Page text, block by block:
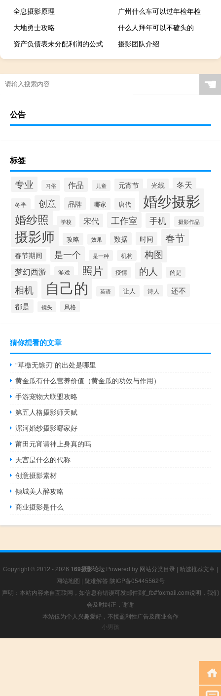
全息摄影原理
广州什么车可以过年检年检
大地勇士攻略
什么人拜年可以不磕头的
资产负债表未分配利润的公式
摄影团队介绍
☚
公告
标签
专业 习俗 作品 儿童 元宵节 光线 冬天
冬季 创意 品牌 哪家 唐代 婚纱摄影
婚纱照 学校 宋代 工作室 手机 摄影作品
摄影师 攻略 效果 数据 时间 春节
春节期间 是一个 是一种 机构 构图
梦幻西游 游戏 照片 疫情 的人 的是
相机 自己的 英语 让人 诗人
还不
都是
镜头 风格
猜你想看的文章
“草檄无馀刃”的出处是哪里
黄金瓜有什么营养价值（黄金瓜的功效与作用）
手游宠物大联盟攻略
第五人格摄影师天赋
漯河婚纱摄影哪家好
莆田元宵请神上身真的吗
天宫是什么的代称
创意摄影素材
倾城美人醉攻略
商业摄影是什么
Copyright © 2012 - 2026 169摄影论坛 Powered by 网站分类目录 | 精选推荐文章 |
网站地图 | 疑难解答 陕ICP备05445562号
声明：本站内容来自互联网，如信息有错误可发邮件到f_fb#foxmail.com说明，我们
会及时纠正，谢谢
本站仅为个人兴趣爱好，不接盈利性广告及商业合作
小男孩